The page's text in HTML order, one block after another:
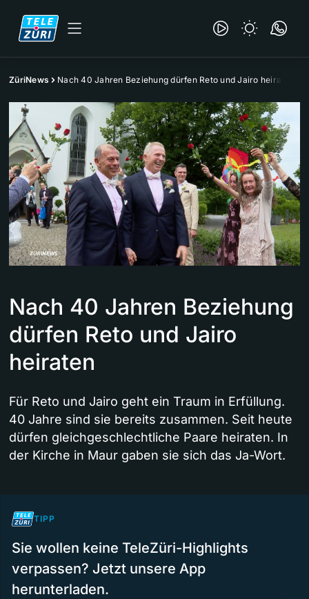
ZüriNews Nach 40 Jahren Beziehung dürfen Reto und Jairo heiraten
Nach 40 Jahren Beziehung
dürfen Reto und Jairo
heiraten
Für Reto und Jairo geht ein Traum in Erfüllung.
40 Jahre sind sie bereits zusammen. Seit heute
dürfen gleichgeschlechtliche Paare heiraten. In
der Kirche in Maur gaben sie sich das Ja-Wort.
TIPP
Sie wollen keine TeleZüri-Highlights
verpassen? Jetzt unsere App
herunterladen.